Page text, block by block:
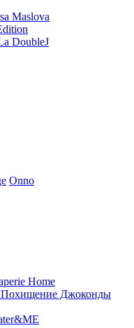
Maslova
DoubleJ
Onno
Home
Джоконды